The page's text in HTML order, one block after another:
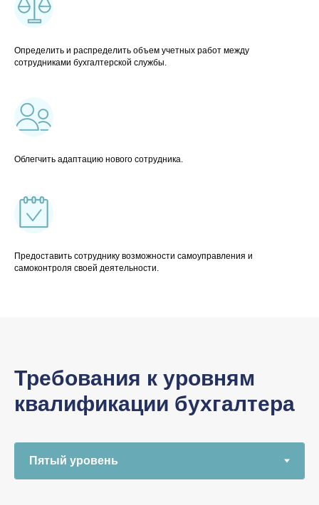
Определить и распределить объем учетных работ между
сотрудниками бухгалтерской службы.
Облегчить адаптацию нового сотрудника.
Предоставить сотруднику возможности самоуправления и
самоконтроля своей деятельности.
Требования к уровням
квалификации бухгалтера